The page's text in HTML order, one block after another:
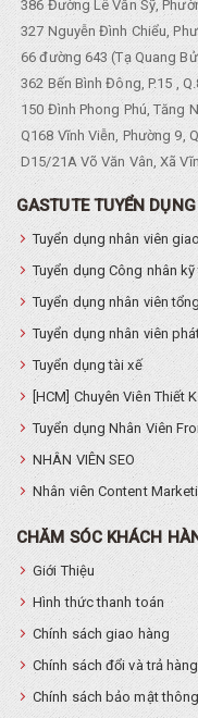
386 Đường Lê Văn Sỹ,
327 Nguyễn Đình Chiểu,
66 đường 643 (Tạ Quang
362 Bến Bình Đông, P.15 ,
150 Đình Phong Phú, Tăng
Q168 Vĩnh Viễn, Phường 9,
D15/21A Võ Văn Vân, Xã
GASTUTE TUYỂN DỤNG
Tuyển dụng nhân viên
Tuyển dụng Công nhân
Tuyển dụng nhân viên
Tuyển dụng nhân viên
Tuyển dụng tài xế
[HCM] Chuyên Viên Thiết
Tuyển dụng Nhân Viên
NHÂN VIÊN SEO
Nhân viên Content
CHĂM SÓC KHÁCH
Giới Thiệu
Hình thức thanh toán
Chính sách giao hàng
Chính sách đổi và trả hàng
Chính sách bảo mật